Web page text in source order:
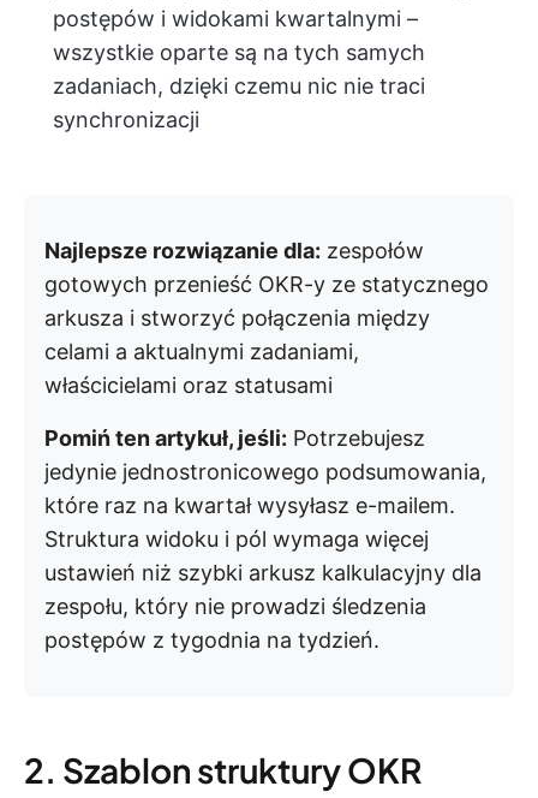
postępów i widokami kwartalnymi –
wszystkie oparte są na tych samych
zadaniach, dzięki czemu nic nie traci
synchronizacji
Najlepsze rozwiązanie dla: zespołów
gotowych przenieść OKR-y ze statycznego
arkusza i stworzyć połączenia między
celami a aktualnymi zadaniami,
właścicielami oraz statusami
Pomiń ten artykuł, jeśli: Potrzebujesz
jedynie jednostronicowego podsumowania,
które raz na kwartał wysyłasz e-mailem.
Struktura widoku i pól wymaga więcej
ustawień niż szybki arkusz kalkulacyjny dla
zespołu, który nie prowadzi śledzenia
postępów z tygodnia na tydzień.
2. Szablon struktury OKR